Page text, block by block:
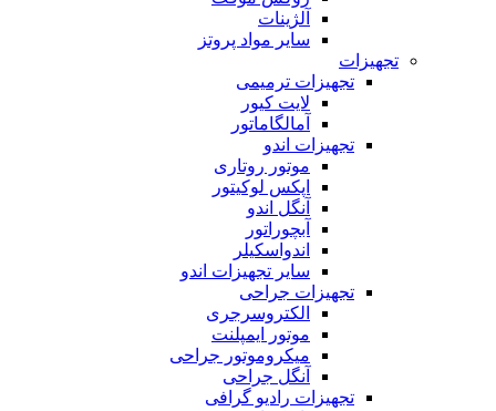
آلژینات
سایر مواد پروتز
تجهیزات
تجهیزات ترمیمی
لایت کیور
آمالگاماتور
تجهیزات اندو
موتور روتاری
اپکس لوکیتور
آنگل اندو
آبچوراتور
اندواسکیلر
سایر تجهیزات اندو
تجهیزات جراحی
الکتروسرجری
موتور ایمپلنت
میکروموتور جراحی
آنگل جراحی
تجهیزات رادیو گرافی